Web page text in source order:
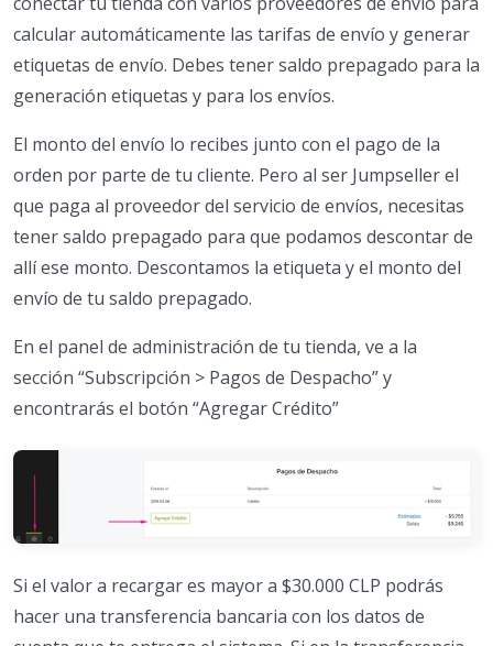
calcular automáticamente las tarifas de envío y generar
etiquetas de envío. Debes tener saldo prepagado para la
generación etiquetas y para los envíos.
El monto del envío lo recibes junto con el pago de la
orden por parte de tu cliente. Pero al ser Jumpseller el
que paga al proveedor del servicio de envíos, necesitas
tener saldo prepagado para que podamos descontar de
allí ese monto. Descontamos la etiqueta y el monto del
envío de tu saldo prepagado.
En el panel de administración de tu tienda, ve a la
sección “Subscripción > Pagos de Despacho” y
encontrarás el botón “Agregar Crédito”
Si el valor a recargar es mayor a $30.000 CLP podrás
hacer una transferencia bancaria con los datos de